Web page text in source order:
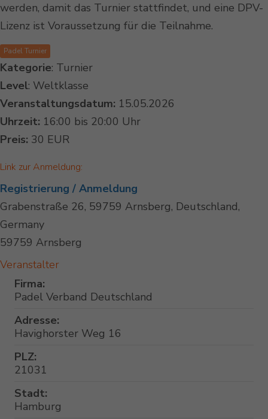
werden, damit das Turnier stattfindet, und eine DPV-
Lizenz ist Voraussetzung für die Teilnahme.
Padel Turnier
Kategorie: Turnier
Level: Weltklasse
Veranstaltungsdatum: 15.05.2026
Uhrzeit: 16:00 bis 20:00 Uhr
Preis: 30 EUR
Link zur Anmeldung:
Registrierung / Anmeldung
Grabenstraße 26, 59759 Arnsberg, Deutschland,
Germany
59759 Arnsberg
Veranstalter
Firma:
Padel Verband Deutschland
Adresse:
Havighorster Weg 16
PLZ:
21031
Stadt:
Hamburg